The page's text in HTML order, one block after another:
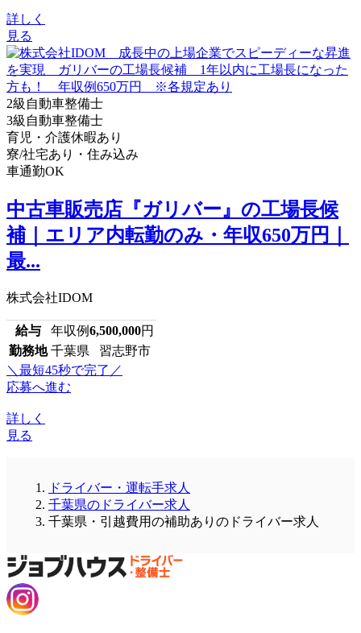
詳しく
見る
2級自動車整備士
3級自動車整備士
育児・介護休暇あり
寮/社宅あり・住み込み
車通勤OK
中古車販売店『ガリバー』の工場長候
補｜エリア内転勤のみ・年収650万円｜
最...
株式会社IDOM
給与 年収例6,500,000円
勤務地 千葉県 習志野市
＼最短45秒で完了／
応募へ進む
詳しく
見る
ドライバー・運転手求人
千葉県のドライバー求人
千葉県・引越費用の補助ありのドライバー求人